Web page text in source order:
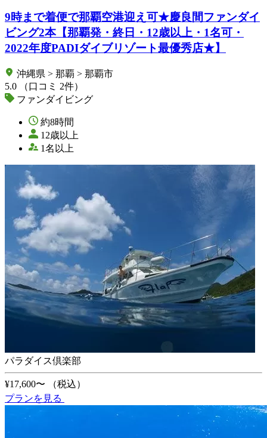
9時まで着便で那覇空港迎え可★慶良間ファンダイ
ビング2本【那覇発・終日・12歳以上・1名可・
2022年度PADIダイブリゾート最優秀店★】
沖縄県 > 那覇 > 那覇市
5.0
（口コミ 2件）
ファンダイビング
約8時間
12歳以上
1名以上
パラダイス倶楽部
¥17,600〜
（税込）
プランを見る